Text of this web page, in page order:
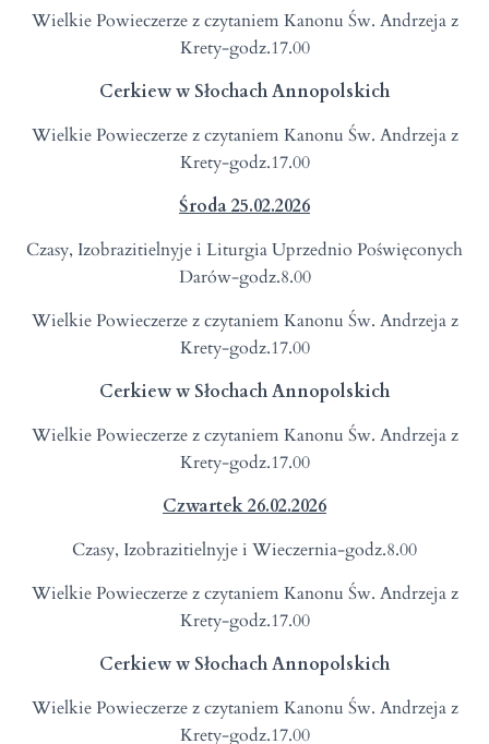
Wielkie Powieczerze z czytaniem Kanonu Św. Andrzeja z
Krety-godz.17.00
Cerkiew w Słochach Annopolskich
Wielkie Powieczerze z czytaniem Kanonu Św. Andrzeja z
Krety-godz.17.00
Środa25.02.2026
Czasy, Izobrazitielnyje i Liturgia Uprzednio Poświęconych
Darów-godz.8.00
Wielkie Powieczerze z czytaniem Kanonu Św. Andrzeja z
Krety-godz.17.00
Cerkiew w Słochach Annopolskich
Wielkie Powieczerze z czytaniem Kanonu Św. Andrzeja z
Krety-godz.17.00
Czwartek26.02.2026
Czasy, Izobrazitielnyje i Wieczernia-godz.8.00
Wielkie Powieczerze z czytaniem Kanonu Św. Andrzeja z
Krety-godz.17.00
Cerkiew w Słochach Annopolskich
Wielkie Powieczerze z czytaniem Kanonu Św. Andrzeja z
Krety-godz.17.00